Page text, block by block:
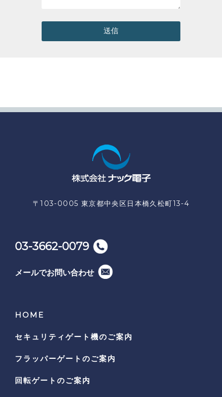
送信
〒103-0005 東京都中央区日本橋久松町13-4
03-3662-0079
メールでお問い合わせ
HOME
セキュリティゲート機のご案内
フラッパーゲートのご案内
回転ゲートのご案内